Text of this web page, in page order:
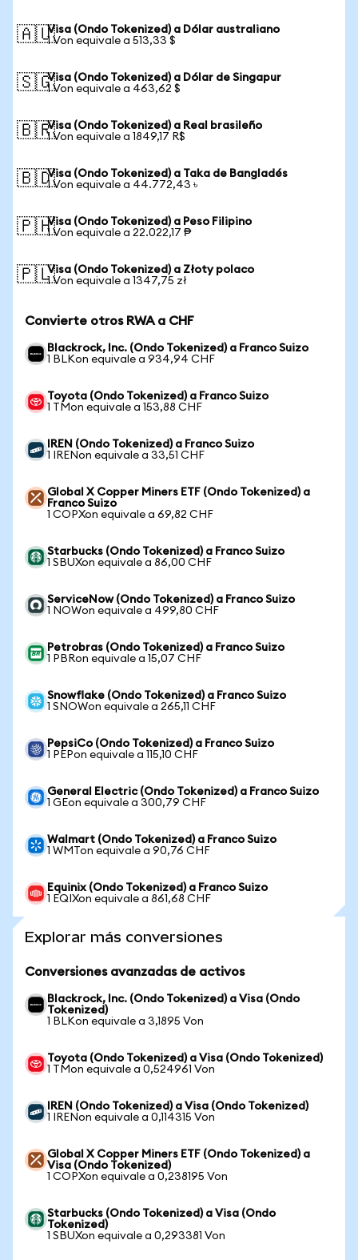
🇦🇺Visa (Ondo Tokenized) a Dólar australiano
1 Von equivale a 513,33 $
🇸🇬Visa (Ondo Tokenized) a Dólar de Singapur
1 Von equivale a 463,62 $
🇧🇷Visa (Ondo Tokenized) a Real brasileño
1 Von equivale a 1849,17 R$
🇧🇩Visa (Ondo Tokenized) a Taka de Bangladés
1 Von equivale a 44.772,43 ৳
🇵🇭Visa (Ondo Tokenized) a Peso Filipino
1 Von equivale a 22.022,17 ₱
🇵🇱Visa (Ondo Tokenized) a Złoty polaco
1 Von equivale a 1347,75 zł
Convierte otros RWA a CHF
Blackrock, Inc. (Ondo Tokenized) a Franco Suizo
1 BLKon equivale a 934,94 CHF
Toyota (Ondo Tokenized) a Franco Suizo
1 TMon equivale a 153,88 CHF
IREN (Ondo Tokenized) a Franco Suizo
1 IRENon equivale a 33,51 CHF
Global X Copper Miners ETF (Ondo Tokenized) a
Franco Suizo
1 COPXon equivale a 69,82 CHF
Starbucks (Ondo Tokenized) a Franco Suizo
1 SBUXon equivale a 86,00 CHF
ServiceNow (Ondo Tokenized) a Franco Suizo
1 NOWon equivale a 499,80 CHF
Petrobras (Ondo Tokenized) a Franco Suizo
1 PBRon equivale a 15,07 CHF
Snowflake (Ondo Tokenized) a Franco Suizo
1 SNOWon equivale a 265,11 CHF
PepsiCo (Ondo Tokenized) a Franco Suizo
1 PEPon equivale a 115,10 CHF
General Electric (Ondo Tokenized) a Franco Suizo
1 GEon equivale a 300,79 CHF
Walmart (Ondo Tokenized) a Franco Suizo
1 WMTon equivale a 90,76 CHF
Equinix (Ondo Tokenized) a Franco Suizo
1 EQIXon equivale a 861,68 CHF
Explorar más conversiones
Conversiones avanzadas de activos
Blackrock, Inc. (Ondo Tokenized) a Visa (Ondo
Tokenized)
1 BLKon equivale a 3,1895 Von
Toyota (Ondo Tokenized) a Visa (Ondo Tokenized)
1 TMon equivale a 0,524961 Von
IREN (Ondo Tokenized) a Visa (Ondo Tokenized)
1 IRENon equivale a 0,114315 Von
Global X Copper Miners ETF (Ondo Tokenized) a
Visa (Ondo Tokenized)
1 COPXon equivale a 0,238195 Von
Starbucks (Ondo Tokenized) a Visa (Ondo
Tokenized)
1 SBUXon equivale a 0,293381 Von